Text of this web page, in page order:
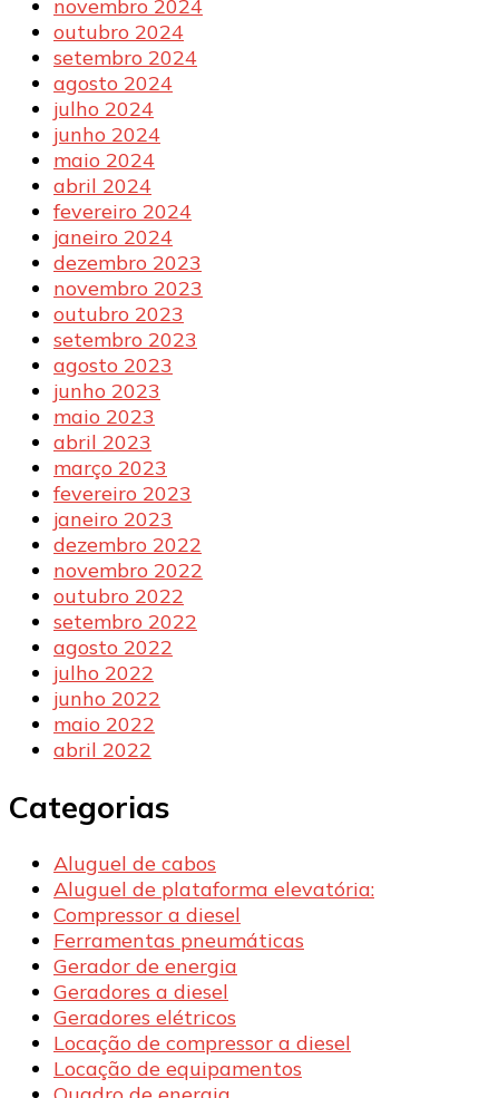
novembro 2024
outubro 2024
setembro 2024
agosto 2024
julho 2024
junho 2024
maio 2024
abril 2024
fevereiro 2024
janeiro 2024
dezembro 2023
novembro 2023
outubro 2023
setembro 2023
agosto 2023
junho 2023
maio 2023
abril 2023
março 2023
fevereiro 2023
janeiro 2023
dezembro 2022
novembro 2022
outubro 2022
setembro 2022
agosto 2022
julho 2022
junho 2022
maio 2022
abril 2022
Categorias
Aluguel de cabos
Aluguel de plataforma elevatória:
Compressor a diesel
Ferramentas pneumáticas
Gerador de energia
Geradores a diesel
Geradores elétricos
Locação de compressor a diesel
Locação de equipamentos